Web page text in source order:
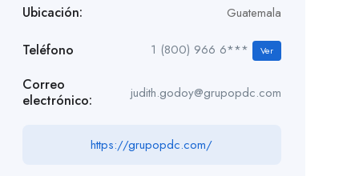
Ubicación: Guatemala
Teléfono 1 (800) 966 6*** Ver
Correo
electrónico:
judith.godoy@grupopdc.com
https://grupopdc.com/